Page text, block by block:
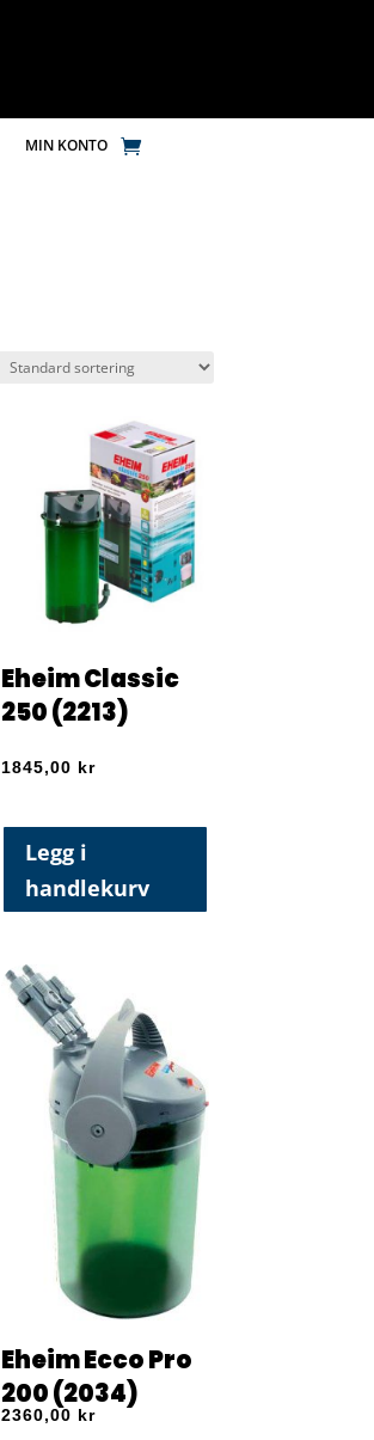
MIN KONTO
Eheim Classic
250 (2213)
1845,00 kr
Legg i
handlekurv
Eheim Ecco Pro
200 (2034)
2360,00 kr